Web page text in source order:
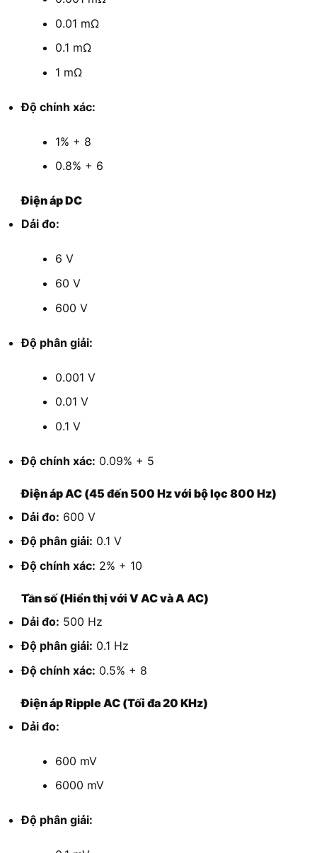
0.01 mΩ
0.1 mΩ
1 mΩ
Độ chính xác:
1% + 8
0.8% + 6
Điện áp DC
Dải đo:
6 V
60 V
600 V
Độ phân giải:
0.001 V
0.01 V
0.1 V
Độ chính xác: 0.09% + 5
Điện áp AC (45 đến 500 Hz với bộ lọc 800 Hz)
Dải đo: 600 V
Độ phân giải: 0.1 V
Độ chính xác: 2% + 10
Tần số (Hiển thị với V AC và A AC)
Dải đo: 500 Hz
Độ phân giải: 0.1 Hz
Độ chính xác: 0.5% + 8
Điện áp Ripple AC (Tối đa 20 KHz)
Dải đo:
600 mV
6000 mV
Độ phân giải: